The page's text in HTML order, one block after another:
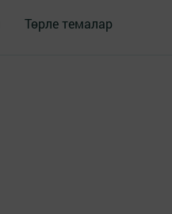
Төрле темалар